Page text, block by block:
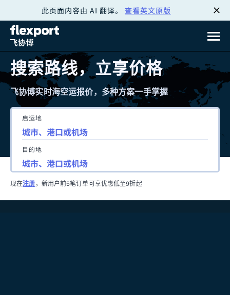
此页面内容由 AI 翻译。 查看英文原版
搜索路线，立享价格
飞协博实时海空运报价，多种方案一手掌握
启运地
目的地
现在注册 ，新用户前5笔订单可享优惠低至9折起